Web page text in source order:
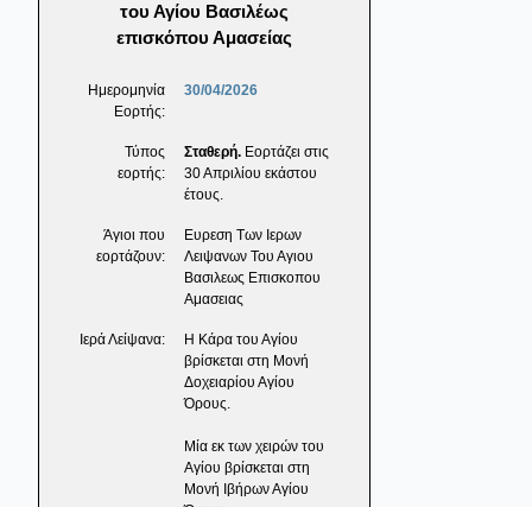
του Αγίου Βασιλέως
επισκόπου Αμασείας
Ημερομηνία
Εορτής:
30/04/2026
Τύπος
εορτής:
Σταθερή. Εορτάζει στις
30 Απριλίου εκάστου
έτους.
Άγιοι που
εορτάζουν:
Ευρεση Των Ιερων
Λειψανων Του Αγιου
Βασιλεως Επισκοπου
Αμασειας
Ιερά Λείψανα:
Η Κάρα του Αγίου
βρίσκεται στη Μονή
Δοχειαρίου Αγίου
Όρους.
Μία εκ των χειρών του
Αγίου βρίσκεται στη
Μονή Ιβήρων Αγίου